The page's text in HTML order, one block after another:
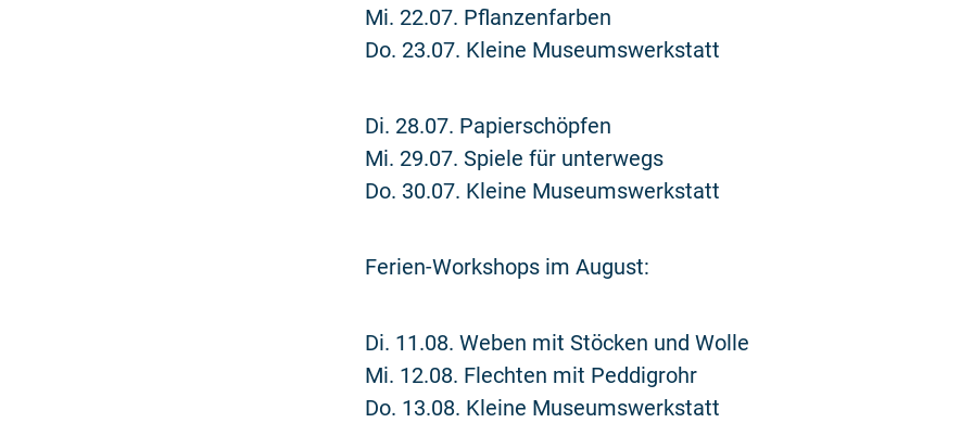
Mi. 22.07. Pflanzenfarben
Do. 23.07. Kleine Museumswerkstatt
Di. 28.07. Papierschöpfen
Mi. 29.07. Spiele für unterwegs
Do. 30.07. Kleine Museumswerkstatt
Ferien-Workshops im August:
Di. 11.08. Weben mit Stöcken und Wolle
Mi. 12.08. Flechten mit Peddigrohr
Do. 13.08. Kleine Museumswerkstatt